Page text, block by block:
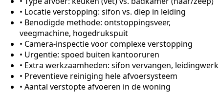
• Locatie verstopping: sifon vs. diep in leiding
• Benodigde methode: ontstoppingsveer,
veegmachine, hogedrukspuit
• Camera-inspectie voor complexe verstopping
• Urgentie: spoed buiten kantooruren
• Extra werkzaamheden: sifon vervangen, leidingwerk
• Preventieve reiniging hele afvoersysteem
• Aantal verstopte afvoeren in de woning